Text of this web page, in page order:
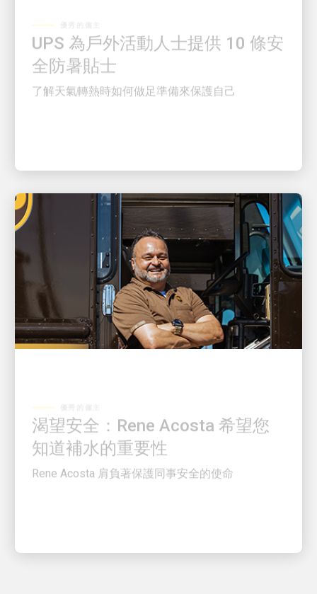
全防暑貼士
了解天氣轉熱時如何做足準備來保護自己
知道補水的重要性
Rene Acosta 肩負著保護同事安全的使命